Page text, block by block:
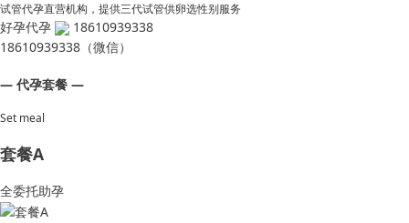
试管代孕直营机构，提供三代试管供卵选性别服务
好孕代孕
18610939338
18610939338（微信）
— 代孕套餐 —
Set meal
套餐A
全委托助孕